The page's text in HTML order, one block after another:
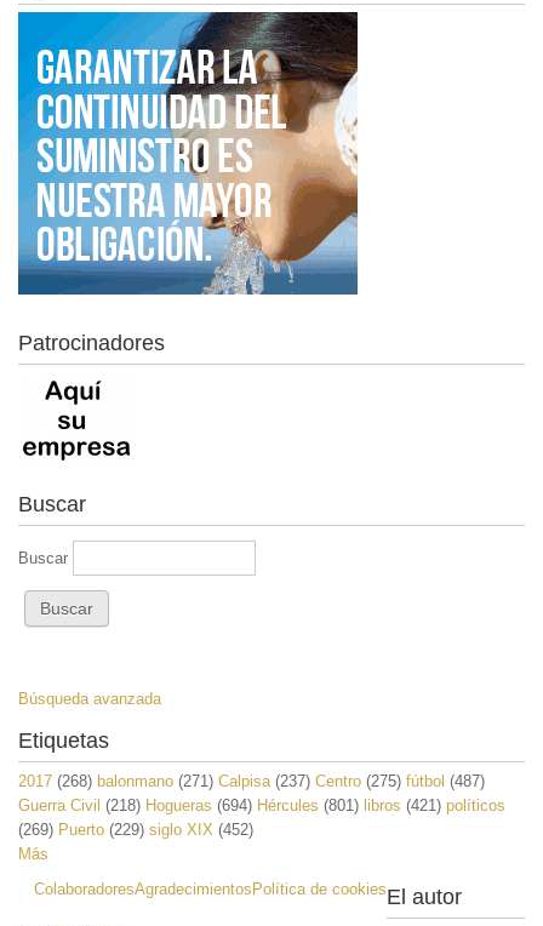
Patrocinadores
Buscar
Buscar
Búsqueda avanzada
Etiquetas
2017 (268) balonmano (271) Calpisa(237) Centro (275) fútbol (487)
Guerra Civil (218) Hogueras (694) Hércules (801) libros (421) políticos
(269) Puerto (229) siglo XIX (452)
Más
ColaboradoresAgradecimientosPolítica de cookiesEl autor